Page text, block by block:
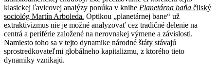
klasickej ľavicovej analýzy ponúka v knihe Planetárna baňa čilský
sociológ Martín Arboleda. Optikou „planetárnej bane“ už
extraktivizmus nie je možné analyzovať cez tradičné delenie na
centrá a periférie založené na nerovnakej výmene a závislosti.
Namiesto toho sa v tejto dynamike národné štáty stávajú
sprostredkovateľmi globálneho kapitalizmu, z ktorého tieto
dynamiky vznikajú.